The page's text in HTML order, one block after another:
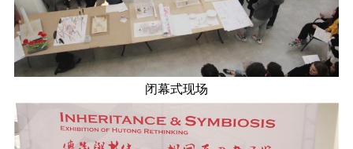
闭幕式现场